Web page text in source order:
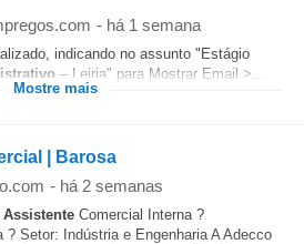
- há 1 semana
indicando no assunto "Estágio
– Leiria" para Mostrar Email >...
Mostre mais
| Barosa
- há 2 semanas
Assistente Comercial Interna ?
? Setor: Indústria e Engenharia A Adecco